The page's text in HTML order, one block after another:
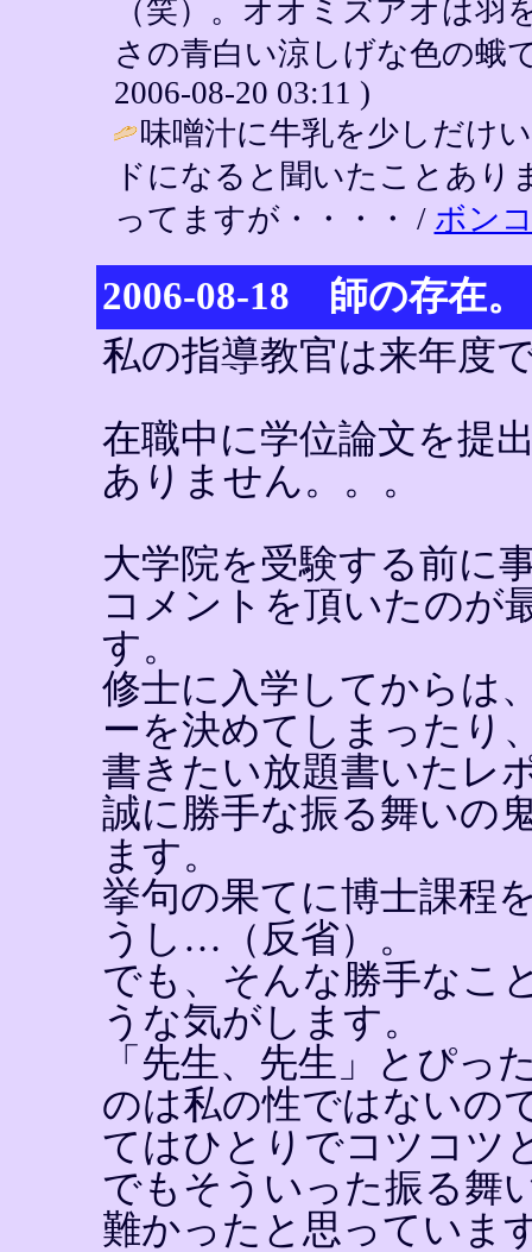
（笑）。オオミズアオは
さの青白い涼しげな色の蛾
2006-08-20 03:11 )
味噌汁に牛乳を少しだけ
ドになると聞いたことあ
ってますが・・・・ / ボン
2006-08-18 師の存在。
私の指導教官は来年度
在職中に学位論文を提
ありません。。。
大学院を受験する前に
コメントを頂いたのが
す。
修士に入学してからは
ーを決めてしまったり
書きたい放題書いたレ
誠に勝手な振る舞いの
ます。
挙句の果てに博士課程
うし…（反省）。
でも、そんな勝手なこ
うな気がします。
「先生、先生」とぴっ
のは私の性ではないの
てはひとりでコツコツ
でもそういった振る舞
難かったと思っていま